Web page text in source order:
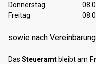
Donnerstag
Freitag
sowie nach
Das Steueramt bleibt am